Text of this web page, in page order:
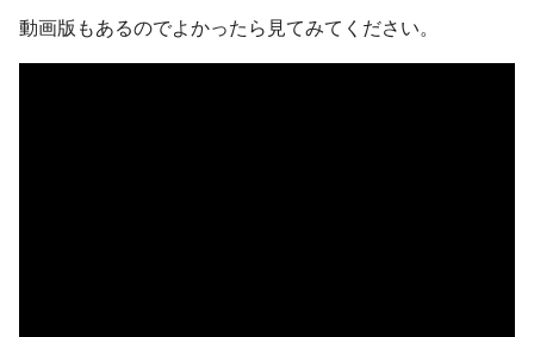
動画版もあるのでよかったら見てみてください。